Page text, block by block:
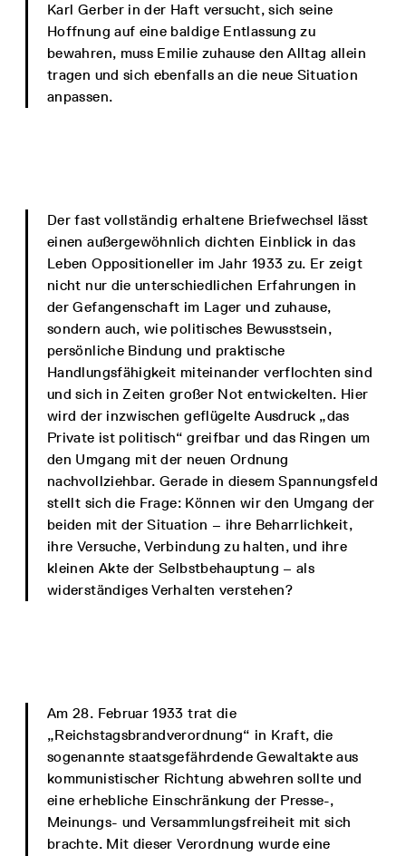
Karl Gerber in der Haft versucht, sich seine
Hoffnung auf eine baldige Entlassung zu
bewahren, muss Emilie zuhause den Alltag allein
tragen und sich ebenfalls an die neue Situation
anpassen.
Der fast vollständig erhaltene Briefwechsel lässt
einen außergewöhnlich dichten Einblick in das
Leben Oppositioneller im Jahr 1933 zu. Er zeigt
nicht nur die unterschiedlichen Erfahrungen in
der Gefangenschaft im Lager und zuhause,
sondern auch, wie politisches Bewusstsein,
persönliche Bindung und praktische
Handlungsfähigkeit miteinander verflochten sind
und sich in Zeiten großer Not entwickelten. Hier
wird der inzwischen geflügelte Ausdruck „das
Private ist politisch“ greifbar und das Ringen um
den Umgang mit der neuen Ordnung
nachvollziehbar. Gerade in diesem Spannungsfeld
stellt sich die Frage: Können wir den Umgang der
beiden mit der Situation – ihre Beharrlichkeit,
ihre Versuche, Verbindung zu halten, und ihre
kleinen Akte der Selbstbehauptung – als
widerständiges Verhalten verstehen?
Am 28. Februar 1933 trat die
„Reichstagsbrandverordnung“ in Kraft, die
sogenannte staatsgefährdende Gewaltakte aus
kommunistischer Richtung abwehren sollte und
eine erhebliche Einschränkung der Presse-,
Meinungs- und Versammlungsfreiheit mit sich
brachte. Mit dieser Verordnung wurde eine